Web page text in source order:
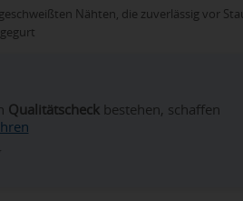
Nähten, die zuverlässig vor
Qualitätscheck bestehen, schaffen